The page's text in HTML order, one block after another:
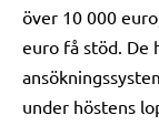
över 10 000
euro få stöd. De
under höstens